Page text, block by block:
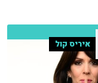
איריס קול